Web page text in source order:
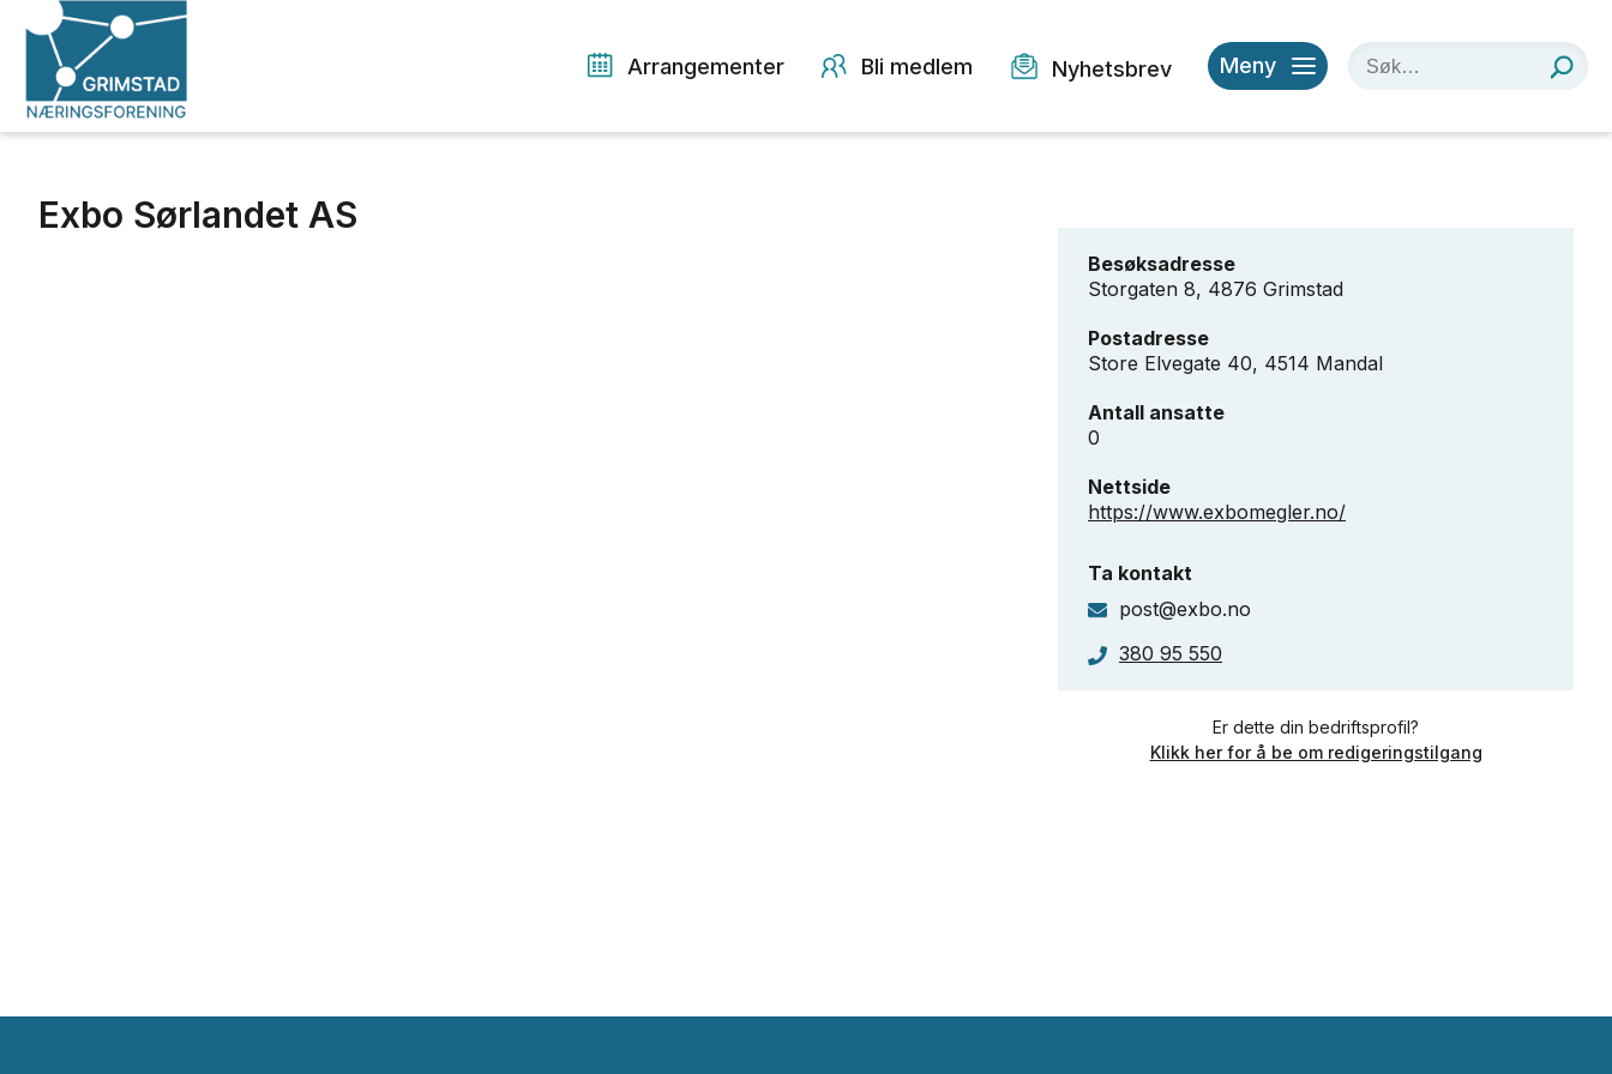
Arrangementer Bli medlem Nyhetsbrev Meny
Exbo Sørlandet AS
Besøksadresse
Storgaten 8, 4876 Grimstad
Postadresse
Store Elvegate 40, 4514 Mandal
Antall ansatte
0
Nettside
https://www.exbomegler.no/
Ta kontakt
post@exbo.no
380 95 550
Er dette din bedriftsprofil?
Klikk her for å be om redigeringstilgang